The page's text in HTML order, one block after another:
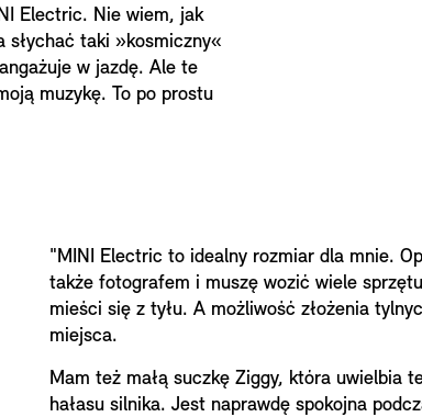
Electric. Nie wiem, jak
słychać taki »kosmiczny«
w jazdę. Ale te
muzykę. To po prostu
"MINI Electric to idealny rozmiar dla mnie.
także fotografem i muszę wozić wiele
mieści się z tyłu. A możliwość złożenia
miejsca.
Mam też małą suczkę Ziggy, która uwielbia
hałasu silnika. Jest naprawdę spokojna